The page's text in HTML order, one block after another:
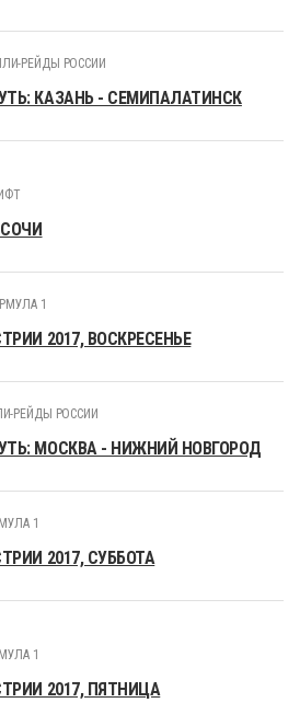
РЕЙДЫ РОССИИ
КАЗАНЬ - СЕМИПАЛАТИНСК
СОЧИ
1
2017, ВОСКРЕСЕНЬЕ
РЕЙДЫ РОССИИ
МОСКВА - НИЖНИЙ НОВГОРОД
1
2017, СУББОТА
1
2017, ПЯТНИЦА